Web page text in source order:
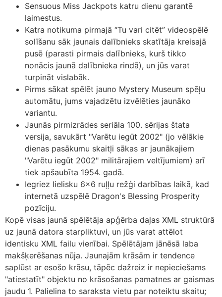
Sensuous Miss Jackpots katru dienu garantē
laimestus.
Katra notikuma pirmajā “Tu vari citēt” videospēlē
solīšanu sāk jaunais dalībnieks skatītāja kreisajā
pusē (parasti pirmais dalībnieks, kurš tikko
nonācis jaunā dalībnieka rindā), un jūs varat
turpināt vislabāk.
Pirms sākat spēlēt jauno Mystery Museum spēļu
automātu, jums vajadzētu izvēlēties jaunāko
variantu.
Jaunās pirmizrādes seriāla 100. sērijas štata
versija, savukārt "Varētu iegūt 2002" (jo vēlākie
dienas pasākumu skaitļi sākas ar jaunākajiem
"Varētu iegūt 2002" militārajiem veltījumiem) arī
tiek apšaubīta 1954. gadā.
Iegriez lielisku 6×6 ruļļu režģi darbības laikā, kad
internetā uzspēlē Dragon's Blessing Prosperity
pozīciju.
Kopē visas jaunā spēlētāja apģērba daļas XML struktūrā
uz jaunā datora starpliktuvi, un jūs varat attēlot
identisku XML failu vienībai. Spēlētājam jānēsā laba
makšķerēšanas nūja. Jaunajām krāsām ir tendence
saplūst ar esošo krāsu, tāpēc dažreiz ir nepieciešams
"atiestatīt" objektu no krāsošanas pamatnes ar gaismas
jaudu 1. Palielina to saraksta vietu par noteiktu skaitu;